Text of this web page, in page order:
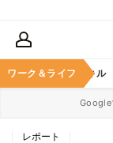
ワーク＆ライフ
ア ビジネススキル
Google
レポート